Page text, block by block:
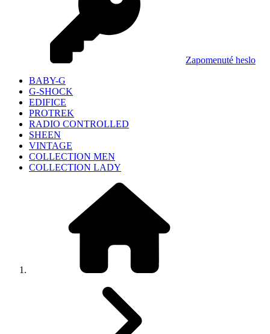
Zapomenuté heslo
BABY-G
G-SHOCK
EDIFICE
PROTREK
RADIO CONTROLLED
SHEEN
VINTAGE
COLLECTION MEN
COLLECTION LADY